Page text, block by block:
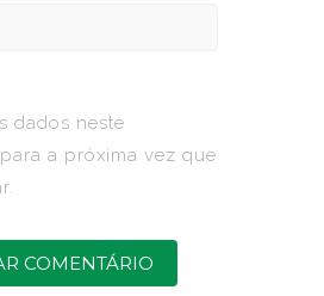
dados neste
a próxima vez que